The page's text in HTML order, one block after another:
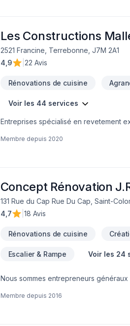
Les Constructions
2521 Francine, Terrebonne, J7M 2A1
4,9
22 Avis
Rénovations de cuisine
Voir les 44 services
Entreprises spécialisé en revetement
Membre depuis 2020
Concept Rénovation
131 Rue du Cap Rue Du Cap, Saint-
4,7
18 Avis
Rénovations de cuisine
Escalier & Rampe Voir les 24
Nous sommes entrepreneurs
et nous nous spécialisons
Membre depuis 2016